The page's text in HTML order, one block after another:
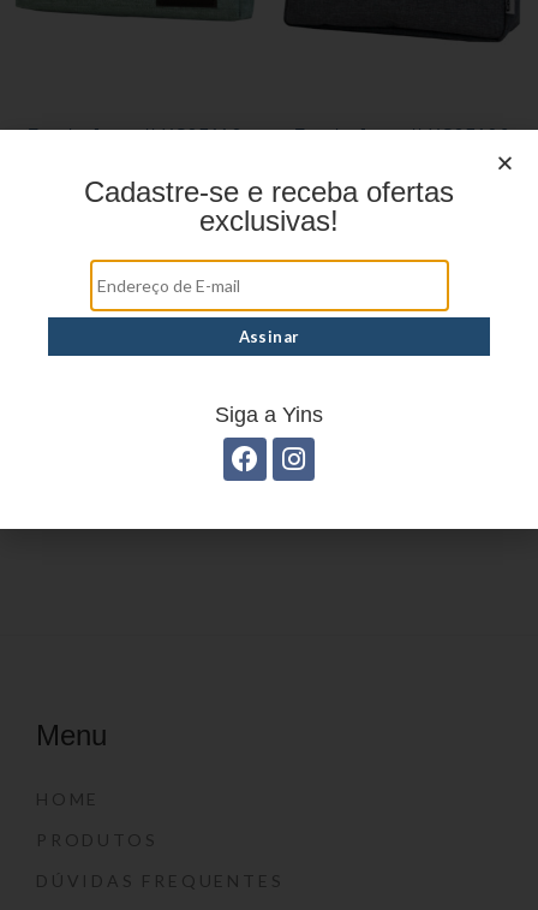
Estojo Juvenil YS27112 Estojo Juvenil YS27106
Estojo Juvenil YS27108 Estojo Juvenil YS27102
Menu
HOME
PRODUTOS
DÚVIDAS FREQUENTES
Cadastre-se e receba ofertas
exclusivas!
Siga a Yins